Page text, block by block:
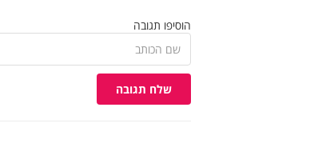
הוסיפו תגובה
שלח תגובה